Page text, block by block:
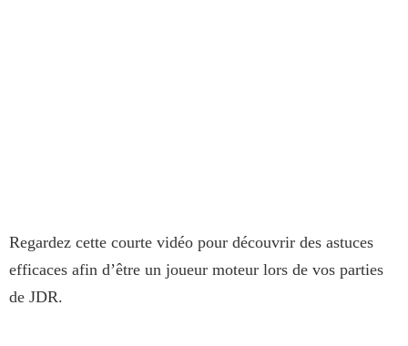
Regardez cette courte vidéo pour découvrir des astuces
efficaces afin d’être un joueur moteur lors de vos parties
de JDR.